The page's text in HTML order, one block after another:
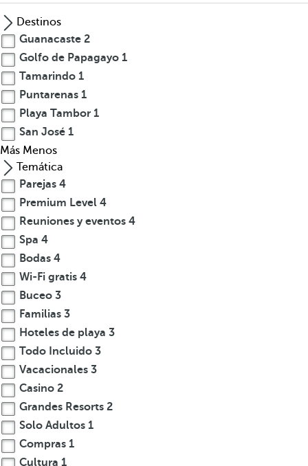
Destinos
Guanacaste 2
Golfo de Papagayo 1
Tamarindo 1
Puntarenas 1
Playa Tambor 1
San José 1
Más Menos
Temática
Parejas 4
Premium Level 4
Reuniones y eventos 4
Spa 4
Bodas 4
Wi-Fi gratis 4
Buceo 3
Familias 3
Hoteles de playa 3
Todo Incluido 3
Vacacionales 3
Casino 2
Grandes Resorts 2
Solo Adultos 1
Compras 1
Cultura 1
c
e
n
t
r
a
c
i
ó
n
ú
n
i
c
a
d
e
f
a
u
n
a
A